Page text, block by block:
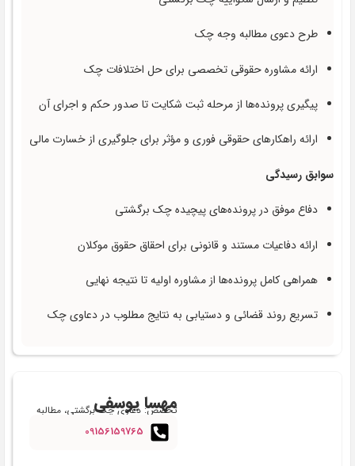
طرح دعوی مطالبه وجه چک
ارائه مشاوره حقوقی تخصصی برای حل اختلافات چک
پیگیری پرونده‌ها از مرحله ثبت شکایت تا صدور حکم و اجرای آن
ارائه راهکارهای حقوقی فوری و مؤثر برای جلوگیری از خسارت مالی
سوابق رسیدگی
دفاع موفق در پرونده‌های پیچیده چک برگشتی
ارائه دفاعیات مستند و قانونی برای احقاق حقوق موکلان
همراهی کامل پرونده‌ها از مشاوره اولیه تا نتیجه نهایی
تسریع روند قضائی و دستیابی به نتایج مطلوب در دعاوی چک
مهسا یوسفی
تخصص: دعاوی چک برگشتی، مطالبه
وجه چک و چک بلامحل
09156159765